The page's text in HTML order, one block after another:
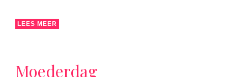
LEES MEER
Moederdag